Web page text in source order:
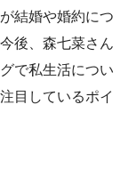
結婚や婚約につ
後、森七菜さん
で私生活につい
目しているポイ